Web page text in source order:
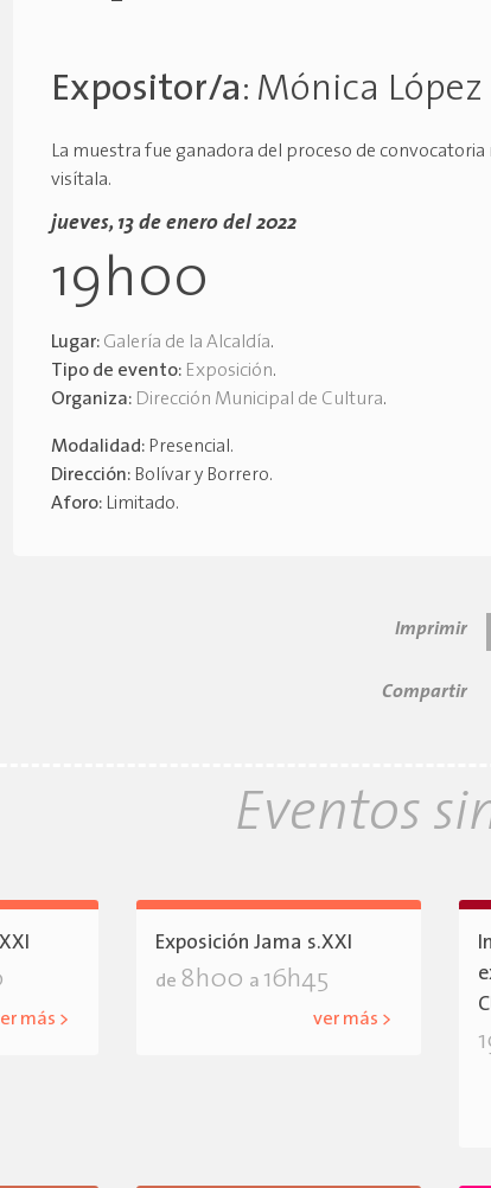
Expositor/a: Mónica López
La muestra fue ganadora del proceso de convocatoria
visítala.
jueves, 13 de enero del 2022
19h00
Lugar: Galería de la Alcaldía.
Tipo de evento: Exposición.
Organiza: Dirección Municipal de Cultura.
Modalidad: Presencial.
Dirección: Bolívar y Borrero.
Aforo: Limitado.
Imprimir
Compartir
Eventos
más >
Exposición Jama s.XXI
de 8h00 a 16h45
ver más >